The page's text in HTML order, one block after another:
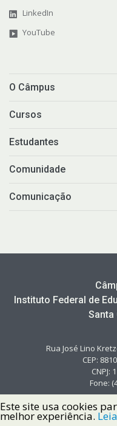
LinkedIn
YouTube
O Câmpus
Cursos
Estudantes
Comunidade
Comunicação
Instituto Federal de
Santa
Rua José Lino
CEP:
CNPJ:
Fone:
Este site usa cookies
melhor experiência.